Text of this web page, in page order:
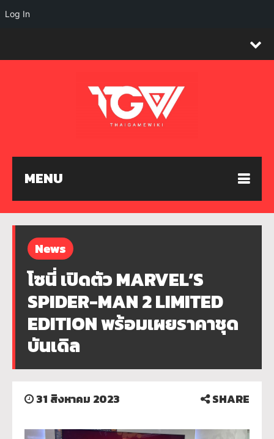
MENU
News
โซนี่ เปิดตัว MARVEL’S
SPIDER-MAN 2 LIMITED
EDITION พร้อมเผยราคาชุด
บันเดิล
31 สิงหาคม 2023 SHARE
Log In